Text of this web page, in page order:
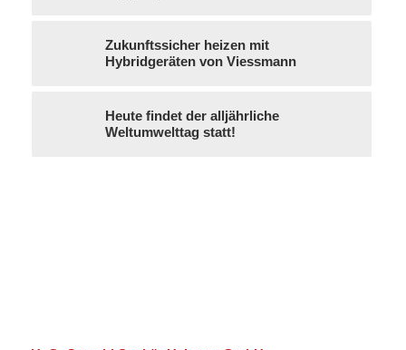
Zukunftssicher heizen mit
Hybridgeräten von Viessmann
Heute findet der alljährliche
Weltumwelttag statt!